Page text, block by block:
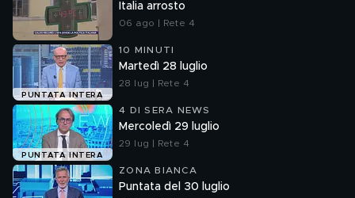
Italia arrosto
06 ago | Rete 4
PUNTATA INTERA
10 MINUTI
Martedì 28 luglio
28 lug | Rete 4
PUNTATA INTERA
4 DI SERA NEWS
Mercoledì 29 luglio
29 lug | Rete 4
ZONA BIANCA
Puntata del 30 luglio